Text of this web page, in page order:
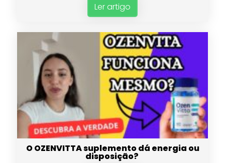
Ler artigo
O OZENVITTA suplemento dá energia ou
disposição?